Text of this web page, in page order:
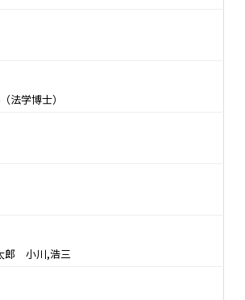
法学博士）
郎 小川,浩三